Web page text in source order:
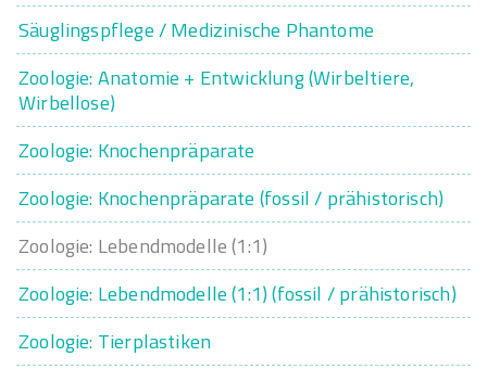
Säuglingspflege / Medizinische Phantome
Zoologie: Anatomie + Entwicklung (Wirbeltiere,
Wirbellose)
Zoologie: Knochenpräparate
Zoologie: Knochenpräparate (fossil / prähistorisch)
Zoologie: Lebendmodelle (1:1)
Zoologie: Lebendmodelle (1:1) (fossil / prähistorisch)
Zoologie: Tierplastiken